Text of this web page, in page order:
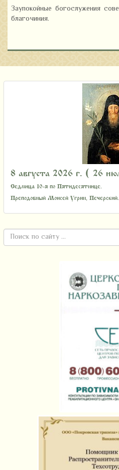
Заупокойные богослужения
благочиния.
8 августа 2026 г. ( 26
Седмица 10-я по Пятидесятнице.
Преподобный Моисей Угрин, Печерский.